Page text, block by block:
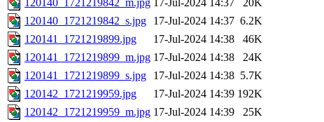
120140_1721219842_m.jpg 17-Jul-2024 14:37
20K
120140_1721219842_s.jpg
17-Jul-2024 14:37 6.2K
120141_1721219899.jpg
17-Jul-2024 14:38
46K
120141_1721219899_m.jpg 17-Jul-2024 14:38
24K
120141_1721219899_s.jpg
17-Jul-2024 14:38 5.7K
120142_1721219959.jpg
17-Jul-2024 14:39 192K
120142_1721219959_m.jpg 17-Jul-2024 14:39 25K